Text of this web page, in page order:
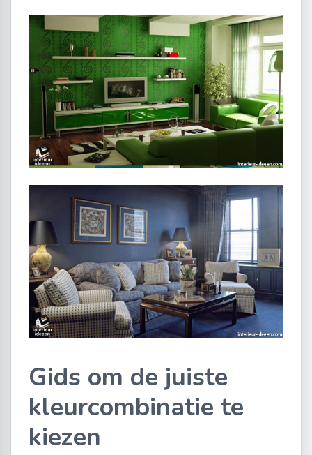
Gids om de juiste
kleurcombinatie te
kiezen